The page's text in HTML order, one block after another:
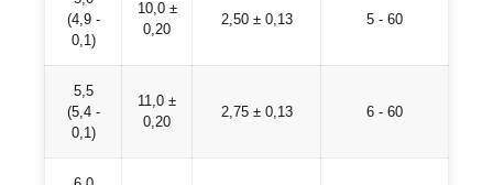
(4,9 -
0,1)
10,0 ±
0,20
2,50 ± 0,13 5 - 60
5,5
(5,4 -
0,1)
11,0 ±
0,20
2,75 ± 0,13 6 - 60